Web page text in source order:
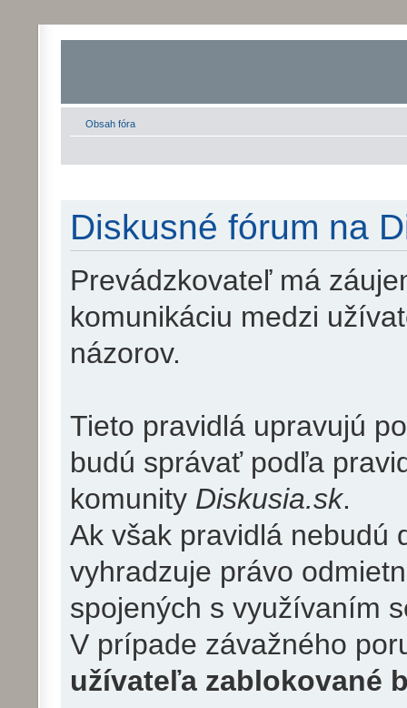
Obsah fóra
Diskusné fórum na
Prevádzkovateľ má
komunikáciu medzi
názorov.
Tieto pravidlá upravujú
budú správať podľa
komunity Diskusia.sk.
Ak však pravidlá nebudú
vyhradzuje právo
spojených s využívaním
V prípade závažného
užívateľa zablokované